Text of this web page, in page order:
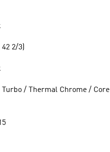
2/3)
/ Thermal Chrome / Core